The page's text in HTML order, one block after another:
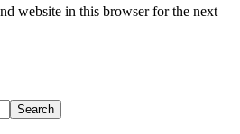
website in this browser for the next
Search